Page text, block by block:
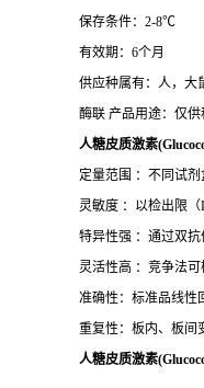
保存条件：2-8℃
有效期：6个月
供应种属有：人，大
酶联 产品用途：仅
人糖皮质激素
定量范围 ：不同试剂
灵敏度 ：以检出限
特异性强 ：通过双抗
灵活性高 ：竞争法
准确性：标准品线性
重复性：板内、板间
人糖皮质激素